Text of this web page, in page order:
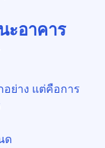
ะอาคาร
ย่าง แต่คือการ
ด